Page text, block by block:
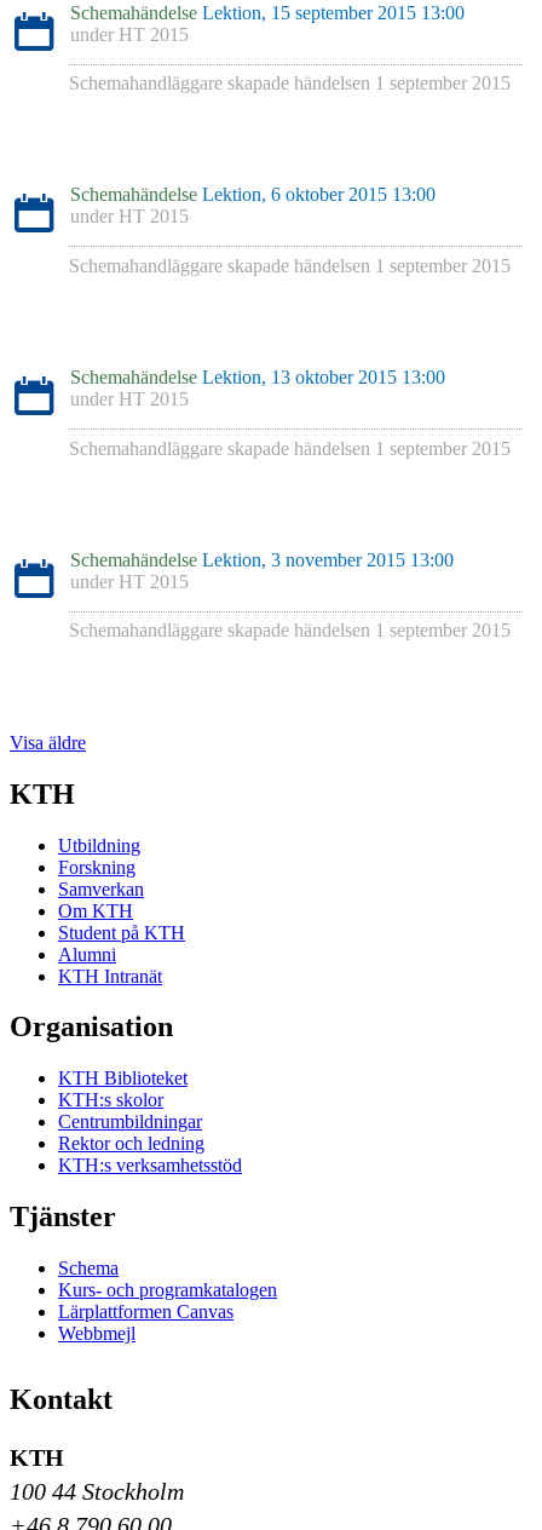
Schemahändelse Lektion, 15 september 2015 13:00
under HT 2015
Schemahandläggare skapade händelsen 1 september 2015
Schemahändelse Lektion, 6 oktober 2015 13:00
under HT 2015
Schemahandläggare skapade händelsen 1 september 2015
Schemahändelse Lektion, 13 oktober 2015 13:00
under HT 2015
Schemahandläggare skapade händelsen 1 september 2015
Schemahändelse Lektion, 3 november 2015 13:00
under HT 2015
Schemahandläggare skapade händelsen 1 september 2015
Visa äldre
KTH
Utbildning
Forskning
Samverkan
Om KTH
Student på KTH
Alumni
KTH Intranät
Organisation
KTH Biblioteket
KTH:s skolor
Centrumbildningar
Rektor och ledning
KTH:s verksamhetsstöd
Tjänster
Schema
Kurs- och programkatalogen
Lärplattformen Canvas
Webbmejl
Kontakt
KTH
100 44 Stockholm